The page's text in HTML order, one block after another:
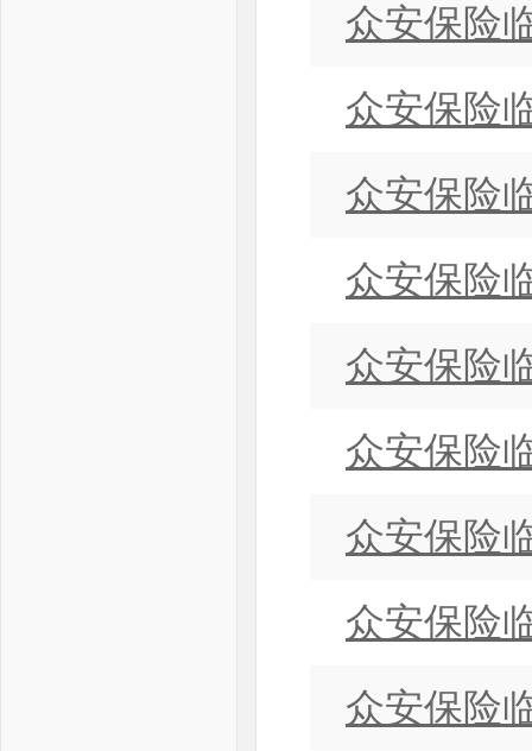
众安保险
众安保险
众安保险
众安保险
众安保险
众安保险
众安保险
众安保险
众安保险